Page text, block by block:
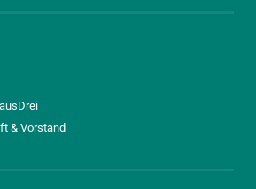
& Vorstand